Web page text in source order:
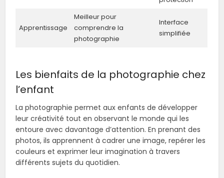
Apprentissage
Meilleur pour
comprendre la
photographie
Interface
simplifiée
Les bienfaits de la photographie chez
l’enfant
La photographie permet aux enfants de développer
leur créativité tout en observant le monde qui les
entoure avec davantage d’attention. En prenant des
photos, ils apprennent à cadrer une image, repérer les
couleurs et exprimer leur imagination à travers
différents sujets du quotidien.